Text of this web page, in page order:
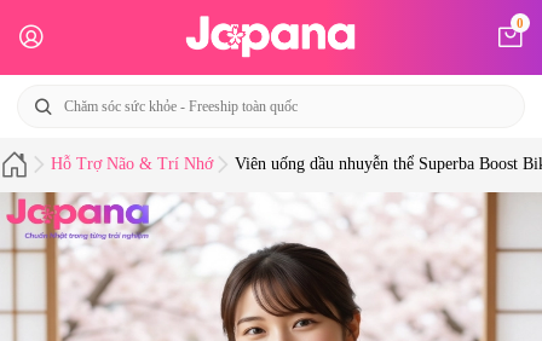
0
Hỗ Trợ Não & Trí Nhớ Viên uống dầu nhuyễn thể Superba Boost